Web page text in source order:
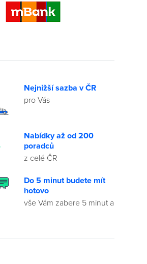
Nejnižší sazba v ČR
pro Vás
Nabídky až od 200
poradců
z celé ČR
Do 5 minut budete mít
hotovo
vše Vám zabere 5 minut a